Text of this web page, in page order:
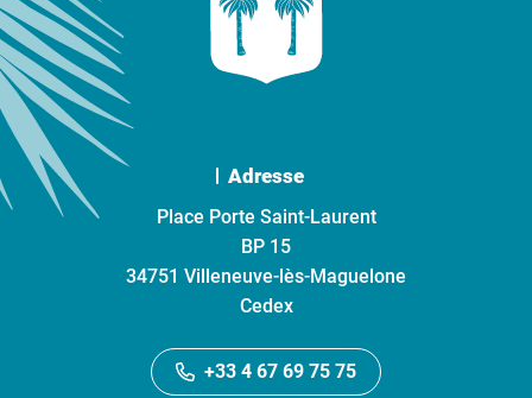
Adresse
Place Porte Saint-Laurent
BP 15
34751 Villeneuve-lès-Maguelone
Cedex
+33 4 67 69 75 75